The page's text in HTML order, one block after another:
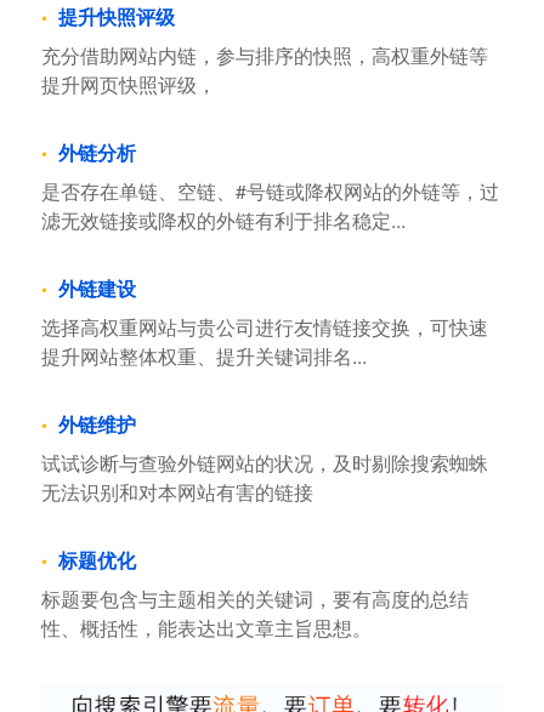
提升快照评级
充分借助网站内链，参与排序的快照，高权重外链等
提升网页快照评级，
外链分析
是否存在单链、空链、#号链或降权网站的外链等，过
滤无效链接或降权的外链有利于排名稳定...
外链建设
选择高权重网站与贵公司进行友情链接交换，可快速
提升网站整体权重、提升关键词排名...
外链维护
试试诊断与查验外链网站的状况，及时剔除搜索蜘蛛
无法识别和对本网站有害的链接
标题优化
标题要包含与主题相关的关键词，要有高度的总结
性、概括性，能表达出文章主旨思想。